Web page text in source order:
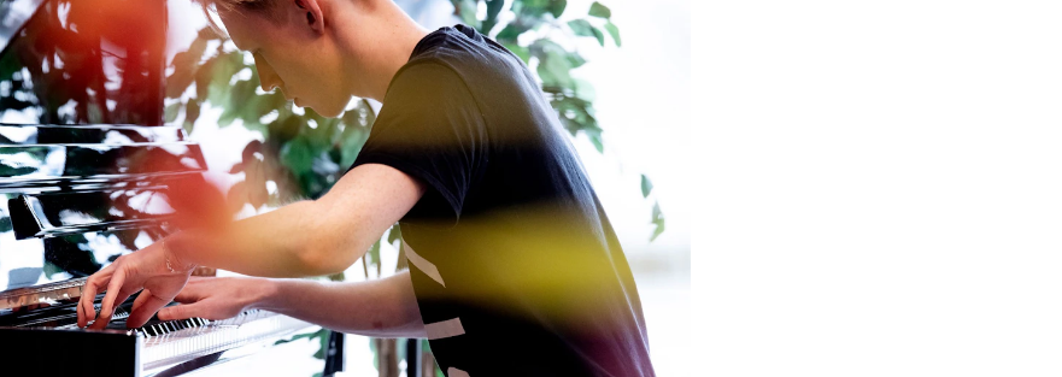
AKTUELT
Arrangementer og konserter
Nyheter og historier
Ledige stillinger
INFO
Om Norges musikkhøgskole
Kontakt oss
Finn ansatte
For ansatte og studenter